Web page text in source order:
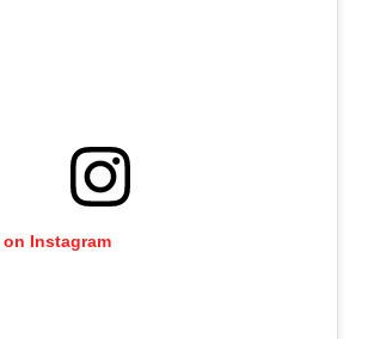
Instagram